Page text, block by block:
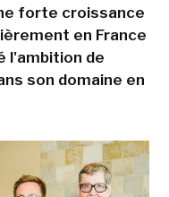
forte croissance
en France
l'ambition de
son domaine en